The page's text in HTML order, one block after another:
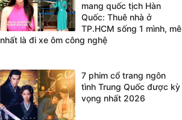
mang quốc tịch Hàn
Quốc: Thuê nhà ở
TP.HCM sống 1 mình, mê
nhất là đi xe ôm công nghệ
7 phim cổ trang ngôn
tình Trung Quốc được kỳ
vọng nhất 2026